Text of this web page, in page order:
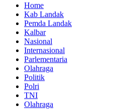
Home
Kab Landak
Pemda Landak
Kalbar
Nasional
Internasional
Parlementaria
Olahraga
Politik
Polri
TNI
Olahraga